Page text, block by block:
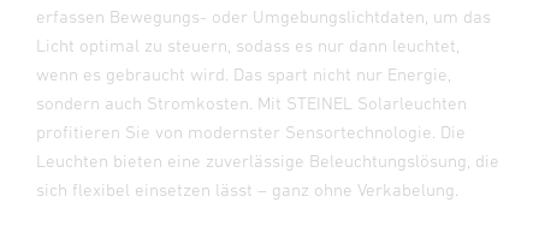
erfassen Bewegungs- oder Umgebungslichtdaten, um das
Licht optimal zu steuern, sodass es nur dann leuchtet,
wenn es gebraucht wird. Das spart nicht nur Energie,
sondern auch Stromkosten. Mit STEINEL Solarleuchten
profitieren Sie von modernster Sensortechnologie. Die
Leuchten bieten eine zuverlässige Beleuchtungslösung, die
sich flexibel einsetzen lässt – ganz ohne Verkabelung.